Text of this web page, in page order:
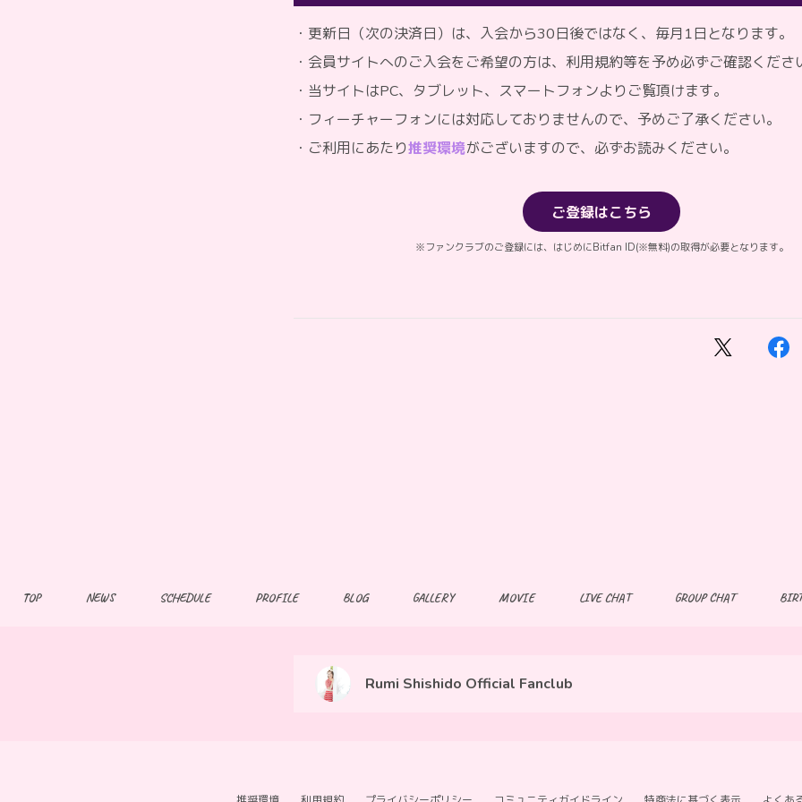
・更新日（次の決済日）は、入会から30日後ではなく、毎月1日となります。
・会員サイトへのご入会をご希望の方は、利用規約等を予め必ずご確認くださ
・当サイトはPC、タブレット、スマートフォンよりご覧頂けます。
・フィーチャーフォンには対応しておりませんので、予めご了承ください。
・ご利用にあたり推奨環境がございますので、必ずお読みください。
ご登録はこちら
※ファンクラブのご登録には、はじめにBitfan ID(※無料)の取得が必要となります。
TOP NEWS SCHEDULE PROFILE BLOG GALLERY MOVIE LIVE CHAT GROUP CHAT
Rumi Shishido Official Fanclub